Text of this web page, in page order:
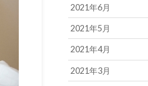
2021年6月
2021年5月
2021年4月
2021年3月